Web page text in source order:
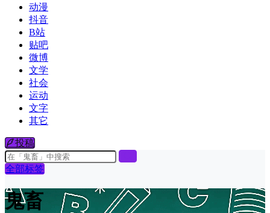
动漫
抖音
B站
贴吧
微博
文学
社会
运动
文字
其它
投稿
全部标签
鬼畜